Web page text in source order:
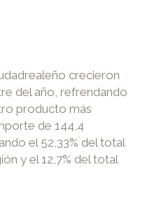
crecieron
del año, refrendando
producto más
de 144,4
el 52,33% del total
y el 12,7% del total